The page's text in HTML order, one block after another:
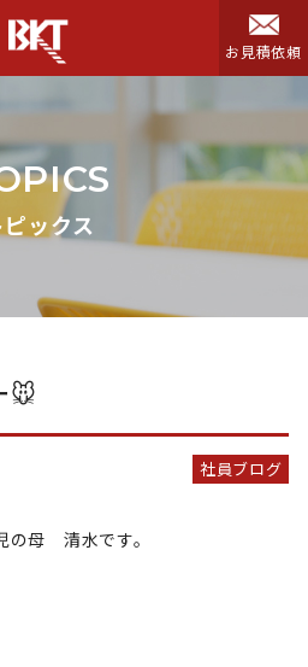
お見積依頼
ピックス
🐭
社員ブログ
母 清水です。